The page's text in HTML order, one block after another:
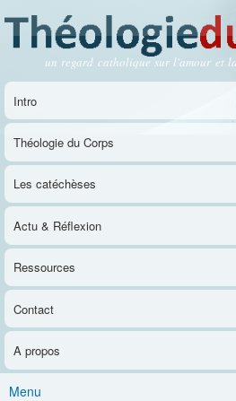
contenu
principal
Théologie du Corps
un regard catholique sur l'amour et
Menu principal
Intro
Théologie du Corps
Les catéchèses
Actu & Réflexion
Ressources
Contact
A propos
Menu